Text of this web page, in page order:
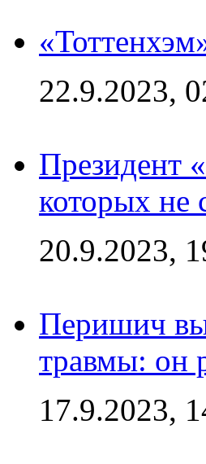
22.9.2023,
Президент
которых не
20.9.2023,
Перишич
травмы: он
17.9.2023,